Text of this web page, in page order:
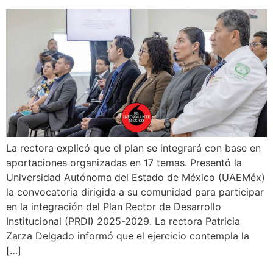
La rectora explicó que el plan se integrará con base en
aportaciones organizadas en 17 temas. Presentó la
Universidad Autónoma del Estado de México (UAEMéx)
la convocatoria dirigida a su comunidad para participar
en la integración del Plan Rector de Desarrollo
Institucional (PRDI) 2025-2029. La rectora Patricia
Zarza Delgado informó que el ejercicio contempla la
[…]